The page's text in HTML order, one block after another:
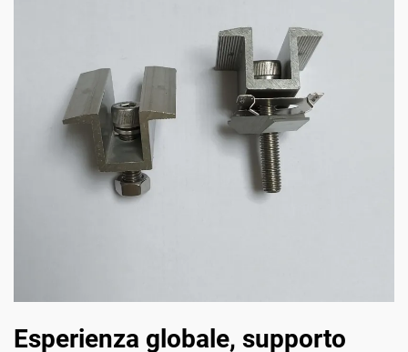
Esperienza globale, supporto